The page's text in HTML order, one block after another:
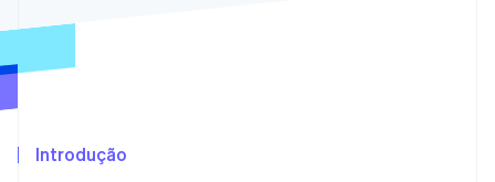
Prevenção de fraudes
Climate
Introdução